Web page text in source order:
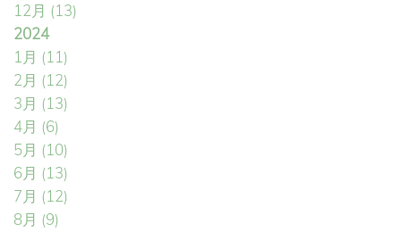
12月 (13)
2024
1月 (11)
2月 (12)
3月 (13)
4月 (6)
5月 (10)
6月 (13)
7月 (12)
8月 (9)